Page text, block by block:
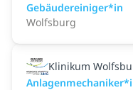
Gebäudereiniger*in
Wolfsburg
Klinikum